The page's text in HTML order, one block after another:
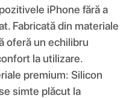
iPhone fără a
Fabricată din materiale
oferă un echilibru
la utilizare.
premium: Silicon
simte plăcut la